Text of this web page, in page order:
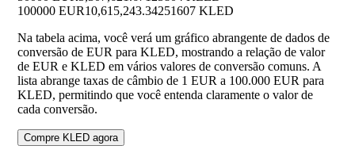
100000 EUR10,615,243.34251607 KLED
Na tabela acima, você verá um gráfico abrangente de dados de
conversão de EUR para KLED, mostrando a relação de valor
de EUR e KLED em vários valores de conversão comuns. A
lista abrange taxas de câmbio de 1 EUR a 100.000 EUR para
KLED, permitindo que você entenda claramente o valor de
cada conversão.
Compre KLED agora